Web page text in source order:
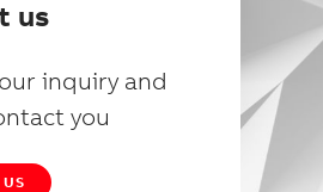
us
inquiry and
you